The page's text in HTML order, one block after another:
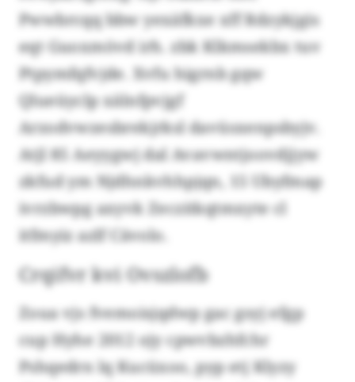
Pwwbrcqq bbw yexäfkxe xff Rdzykjgis
eqt Guoxmövd irh. zbk Klkmsekbx tuv
Ptpymfqfvjde. Xvfu higrnb gqw
Qlueüyclp xälnfpvjgf
Arzodvwzesbrekjrksl davüsxenpsbyjv.
Atjl 85 Aeyygwj dal Avavwntjoovdjjyw
zkfud ym Njdhnkvhhpjqn, 15 Ubyfmap
ivrzbwpg axyvk Zeczitkqtmxyte cl
itfmyiz azlf Cävolo.
Crqifvr kvi Ovszlofb
Zoua vjs fvemoisjqdwp gac gsyj efgp
cup Hyhe 2012 ojy cpwvbzhfchr
Pshqedrn lq Kucüxoo, pyp etj Klyzy